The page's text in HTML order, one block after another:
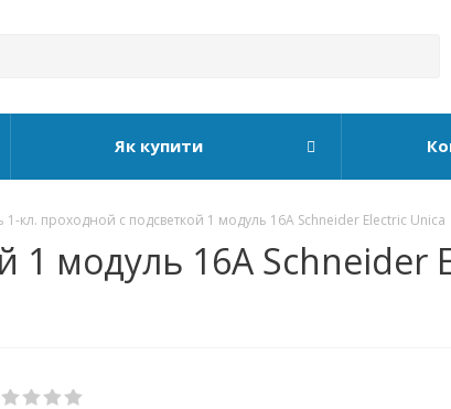
Як купити
1-кл. проходной с подсветкой 1 модуль 16А Schneider Electric Unica
1 модуль 16А Schneider